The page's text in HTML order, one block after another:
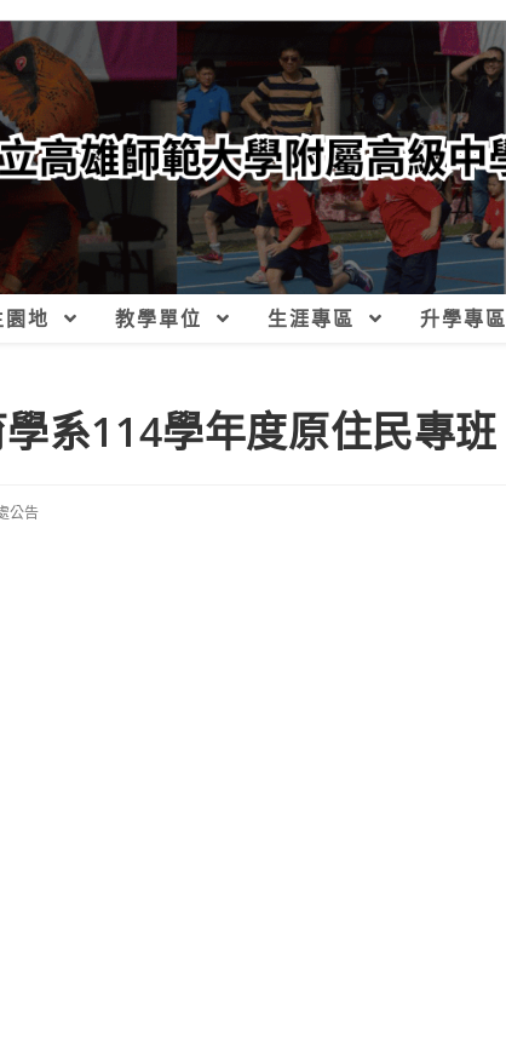
地 教學單位 生涯專區 升學專區
系114學年度原住民專班
公告